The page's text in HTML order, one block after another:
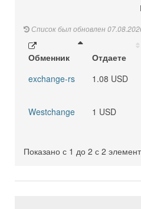
Список был обновлен
Обменник Отдаете
exchange-rs
1.08 USD
Westchange
1 USD
Показано с 1 до 2 с 2